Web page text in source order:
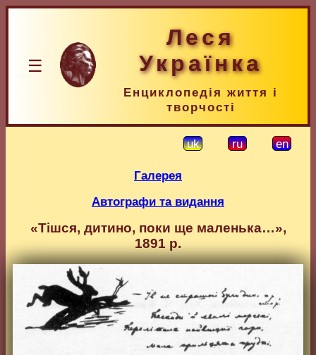
☰
Леся
Українка
Енциклопедія життя і
творчості
uk ru en
Галерея
Автографи та видання
«Тішся, дитино, поки ще маленька…»,
1891 р.